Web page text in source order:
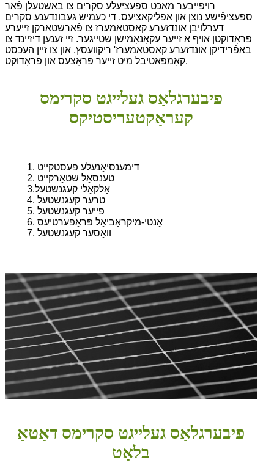
רויפייבער מאַכט ספּעציעלע סקרים צו באַשטעלן פֿאַר
ספּעציפֿישע נוצן און אַפּליקאַציעס. די כעמיש געבונדענע סקרים
דערלויבן אונדזערע קאַסטאַמערז צו פֿאַרשטאַרקן זייערע
פּראָדוקטן אויף אַ זייער עקאָנאָמישן שטייגער. זיי זענען דיזיינד צו
באַפֿרידיקן אונדזערע קאַסטאַמערז' ריקוועסץ, און צו זיין העכסט
קאָמפּאַטיבל מיט זייער פּראָצעס און פּראָדוקט.
פיבערגלאַס געלייגט סקרימס
קעראַקטעריסטיקס
1. דימענסיאָנעלע פעסטקייט
2. טענסאַל שטאַרקייט
3.אַלקאַלי קעגנשטעל
4. טרער קעגנשטעל
5. פייער קעגנשטעל
6. אַנטי-מיקראָביאַל פּראָפּערטיעס
7. וואַסער קעגנשטעל
פיבערגלאַס געלייגט סקרימס דאַטאַ
בלאַט